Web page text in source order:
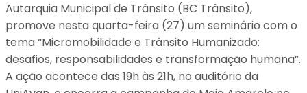
Autarquia Municipal de Trânsito (BC Trânsito),
promove nesta quarta-feira (27) um seminário com o
tema “Micromobilidade e Trânsito Humanizado:
desafios, responsabilidades e transformação humana”.
A ação acontece das 19h às 21h, no auditório da